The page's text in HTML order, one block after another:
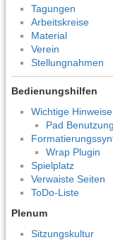
Tagungen
Arbeitskreise
Material
Verein
Stellungnahmen
Bedienungshilfen
Wichtige Hinweise
Pad Benutzung
Wrap Plugin
Spielplatz
Verwaiste Seiten
ToDo-Liste
Plenum
Sitzungskultur